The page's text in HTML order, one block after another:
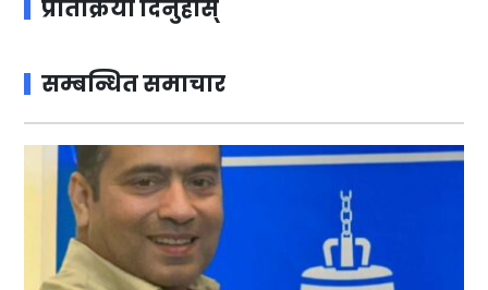
प्रतिक्रिया दिनुहोस्
सम्बन्धित समाचार